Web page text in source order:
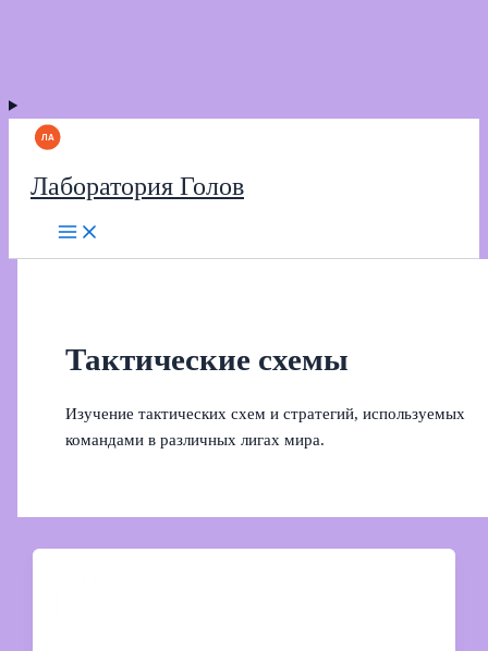
Лаборатория Голов
Тактические схемы
Изучение тактических схем и стратегий, используемых
командами в различных лигах мира.